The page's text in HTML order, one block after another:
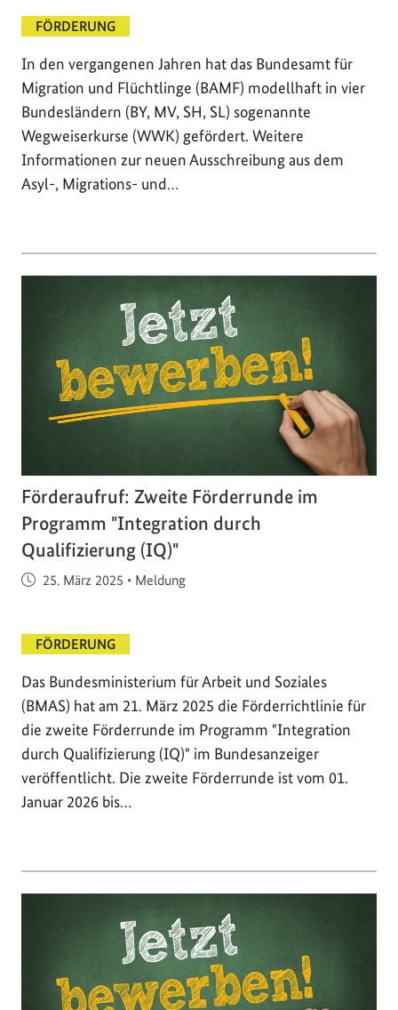
FÖRDERUNG
In den vergangenen Jahren hat das Bundesamt für
Migration und Flüchtlinge (BAMF) modellhaft in vier
Bundesländern (BY, MV, SH, SL) sogenannte
Wegweiserkurse (WWK) gefördert. Weitere
Informationen zur neuen Ausschreibung aus dem
Asyl-, Migrations- und…
Förderaufruf: Zweite Förderrunde im
Programm "Integration durch
Qualifizierung (IQ)"
Veröffentlicht am
25. März 2025 • Meldung
FÖRDERUNG
Das Bundesministerium für Arbeit und Soziales
(BMAS) hat am 21. März 2025 die Förderrichtlinie für
die zweite Förderrunde im Programm "Integration
durch Qualifizierung (IQ)" im Bundesanzeiger
veröffentlicht. Die zweite Förderrunde ist vom 01.
Januar 2026 bis…